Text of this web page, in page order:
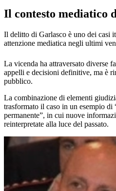
Il contesto mediatico
Il delitto di Garlasco è uno dei casi
attenzione mediatica negli ultimi
La vicenda ha attraversato diverse
appelli e decisioni definitive, ma è
pubblico.
La combinazione di elementi
trasformato il caso in un esempio di
permanente”, in cui nuove
reinterpretate alla luce del passato.